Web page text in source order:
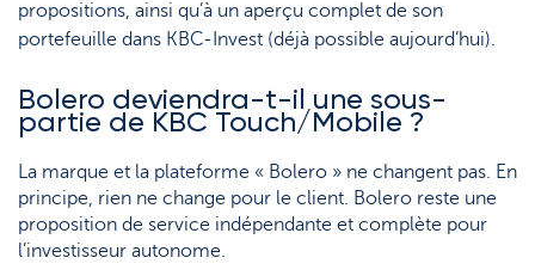
propositions, ainsi qu’à un aperçu complet de son
portefeuille dans KBC-Invest (déjà possible aujourd’hui).
Bolero deviendra-t-il une sous-
partie de KBC Touch/Mobile ?
La marque et la plateforme « Bolero » ne changent pas. En
principe, rien ne change pour le client. Bolero reste une
proposition de service indépendante et complète pour
l’investisseur autonome.